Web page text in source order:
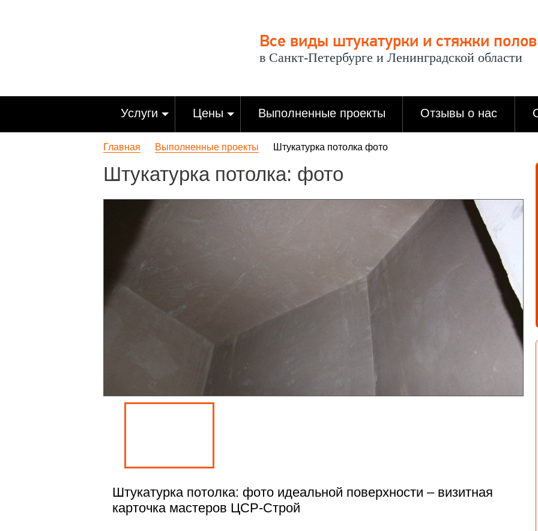
Все виды штукатурки и стяжки полов
в Санкт-Петербурге и Ленинградской области
Услуги Цены Выполненные проекты Отзывы о нас
Главная Выполненные проекты Штукатурка потолка фото
Штукатурка потолка: фото
Штукатурка потолка: фото идеальной поверхности – визитная
карточка мастеров ЦСР-Строй